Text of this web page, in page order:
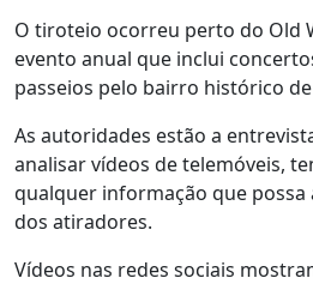
O tiroteio ocorreu perto do Old
evento anual que inclui
passeios pelo bairro histórico
As autoridades estão a
analisar vídeos de telemóveis,
qualquer informação que possa
dos atiradores.
Vídeos nas redes sociais